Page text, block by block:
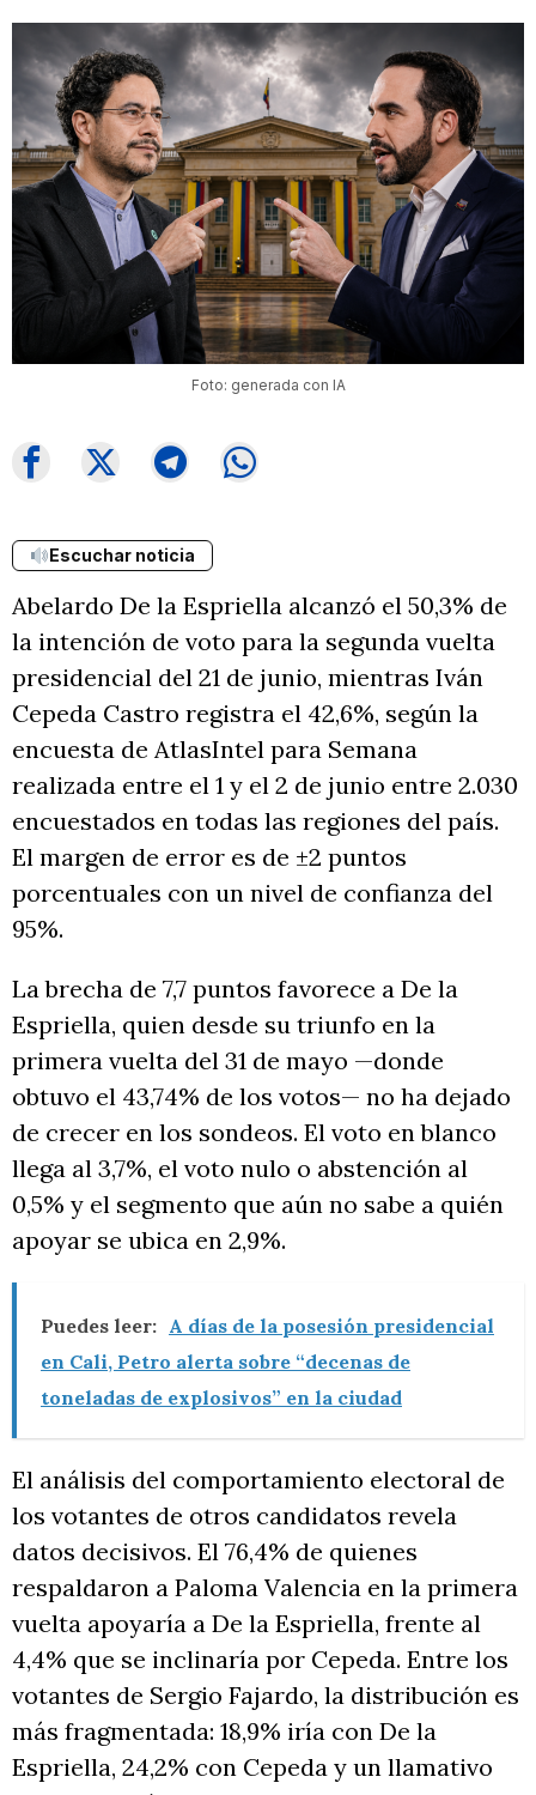
Foto: generada con IA
Escuchar noticia
Abelardo De la Espriella alcanzó el 50,3% de
la intención de voto para la segunda vuelta
presidencial del 21 de junio, mientras Iván
Cepeda Castro registra el 42,6%, según la
encuesta de AtlasIntel para Semana
realizada entre el 1 y el 2 de junio entre 2.030
encuestados en todas las regiones del país.
El margen de error es de ±2 puntos
porcentuales con un nivel de confianza del
95%.
La brecha de 7,7 puntos favorece a De la
Espriella, quien desde su triunfo en la
primera vuelta del 31 de mayo —donde
obtuvo el 43,74% de los votos— no ha dejado
de crecer en los sondeos. El voto en blanco
llega al 3,7%, el voto nulo o abstención al
0,5% y el segmento que aún no sabe a quién
apoyar se ubica en 2,9%.
Puedes leer: A días de la posesión presidencial
en Cali, Petro alerta sobre “decenas de
toneladas de explosivos” en la ciudad
El análisis del comportamiento electoral de
los votantes de otros candidatos revela
datos decisivos. El 76,4% de quienes
respaldaron a Paloma Valencia en la primera
vuelta apoyaría a De la Espriella, frente al
4,4% que se inclinaría por Cepeda. Entre los
votantes de Sergio Fajardo, la distribución es
más fragmentada: 18,9% iría con De la
Espriella, 24,2% con Cepeda y un llamativo